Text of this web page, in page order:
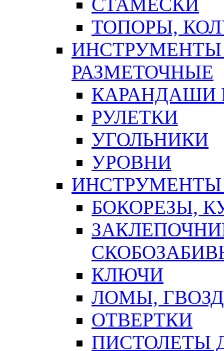
СТАМЕСКИ
ТОПОРЫ,
ИНСТРУМЕНТЫ
РАЗМЕТОЧНЫЕ
КАРАНДАШИ
РУЛЕТКИ
УГОЛЬНИКИ
УРОВНИ
БОКОРЕЗЫ,
КЛЮЧИ
ЛОМЫ,
ОТВЕРТКИ
ПИСТОЛЕТЫ